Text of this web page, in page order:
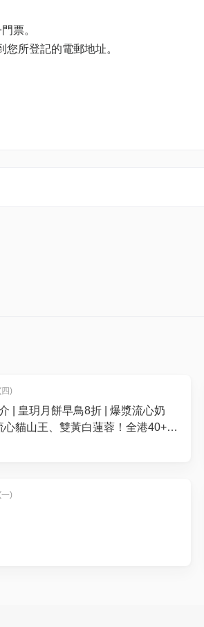
票。
所登記的電郵地址。
)
| 皇玥月餅早鳥8折 | 爆漿流心奶
貓山王、雙黃白蓮蓉！全港40+換
)